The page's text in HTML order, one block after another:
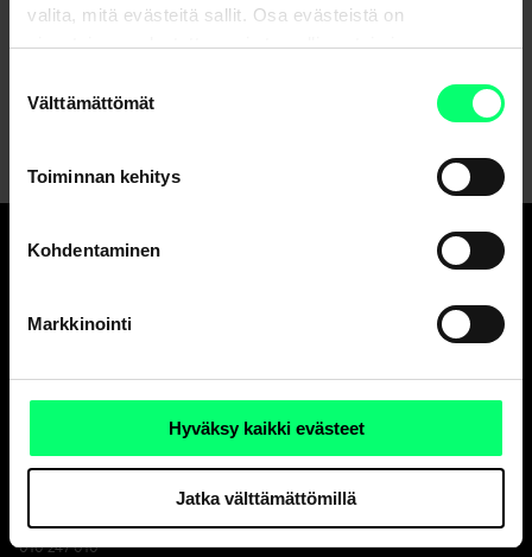
valita, mitä evästeitä sallit. Osa evästeistä on
sivustojemme luotettavan ja turvallisen toiminnan
valinta
Välttämättömät
Toiminnan kehitys
Kohdentaminen
Markkinointi
Hyväksy kaikki evästeet
Jatka välttämättömillä
Asiakaspalvelu
Lähetä viesti verkkopankissa
Ja erinomainen
Asiakaspalvelu
ark. 8-18
010 247 010